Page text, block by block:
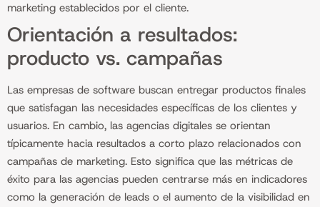
marketing establecidos por el cliente.
Orientación a resultados:
producto vs. campañas
Las empresas de software buscan entregar productos finales
que satisfagan las necesidades específicas de los clientes y
usuarios. En cambio, las agencias digitales se orientan
típicamente hacia resultados a corto plazo relacionados con
campañas de marketing. Esto significa que las métricas de
éxito para las agencias pueden centrarse más en indicadores
como la generación de leads o el aumento de la visibilidad en